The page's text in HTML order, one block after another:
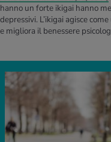
hanno un forte ikigai hanno
depressivi. L’ikigai agisce
e migliora il benessere